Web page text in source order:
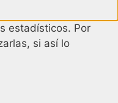
estadísticos. Por
si así lo